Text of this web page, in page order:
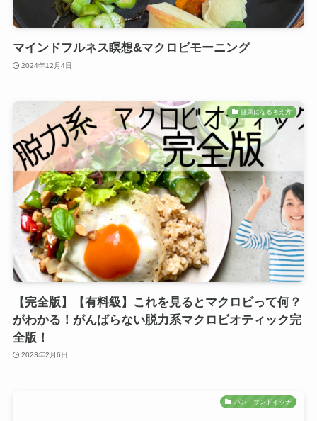
マインドフルネス瞑想&マクロビモーニング
2024年12月4日
健康になる考え方
【完全版】【有料級】これを見るとマクロビって何？
がわかる！がんばらない脱力系マクロビオティック完
全版！
2023年2月6日
パン・サンドイッチ